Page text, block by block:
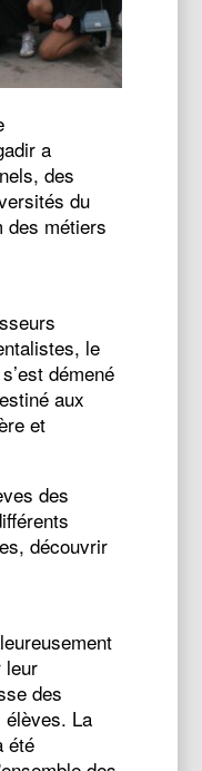
a
des
du
des métiers
le
démené
aux
et
des
découvrir
leur
des
La
été